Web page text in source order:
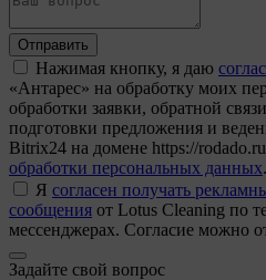
Отправить
Нажимая кнопку, я даю
«Антарес» на обработку моих
обработки заявки, обратной
подготовки предложения и
Bitrix24 на домене https://
обработки персональных данных.
Я согласен получать
сообщения от Lotus Cleaning по
мессенджерах. Согласие можно
Задайте свой вопрос